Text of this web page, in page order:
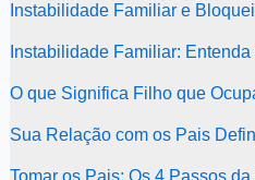
Instabilidade Familiar e
Instabilidade Familiar:
O que Significa Filho que
Sua Relação com os Pais